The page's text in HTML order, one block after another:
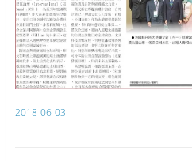
2018-06-03